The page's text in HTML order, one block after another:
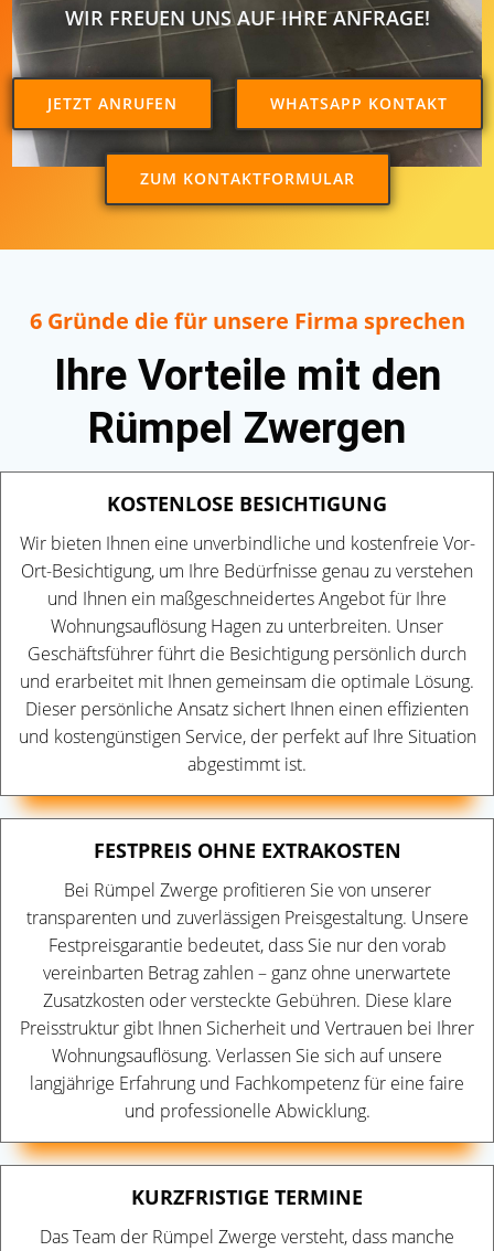
WIR FREUEN UNS AUF IHRE ANFRAGE!
JETZT ANRUFEN WHATSAPP KONTAKT
ZUM KONTAKTFORMULAR
6 Gründe die für unsere Firma sprechen
Ihre Vorteile mit den
Rümpel Zwergen
KOSTENLOSE BESICHTIGUNG
Wir bieten Ihnen eine unverbindliche und kostenfreie Vor-
Ort-Besichtigung, um Ihre Bedürfnisse genau zu verstehen
und Ihnen ein maßgeschneidertes Angebot für Ihre
Wohnungsauflösung Hagen zu unterbreiten. Unser
Geschäftsführer führt die Besichtigung persönlich durch
und erarbeitet mit Ihnen gemeinsam die optimale Lösung.
Dieser persönliche Ansatz sichert Ihnen einen effizienten
und kostengünstigen Service, der perfekt auf Ihre Situation
abgestimmt ist.
FESTPREIS OHNE EXTRAKOSTEN
Bei Rümpel Zwerge profitieren Sie von unserer
transparenten und zuverlässigen Preisgestaltung. Unsere
Festpreisgarantie bedeutet, dass Sie nur den vorab
vereinbarten Betrag zahlen – ganz ohne unerwartete
Zusatzkosten oder versteckte Gebühren. Diese klare
Preisstruktur gibt Ihnen Sicherheit und Vertrauen bei Ihrer
Wohnungsauflösung. Verlassen Sie sich auf unsere
langjährige Erfahrung und Fachkompetenz für eine faire
und professionelle Abwicklung.
KURZFRISTIGE TERMINE
Das Team der Rümpel Zwerge versteht, dass manche